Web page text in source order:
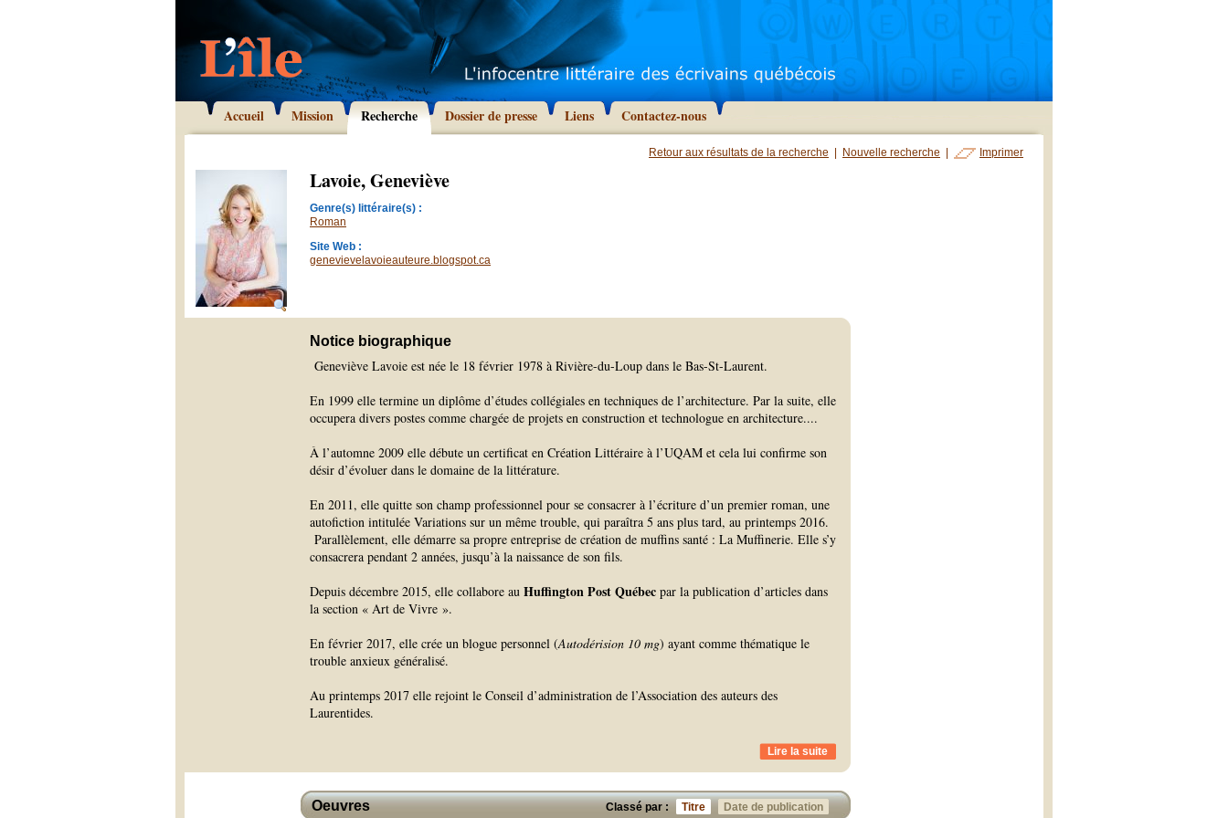
Accueil Mission Recherche Dossier de presse Liens Contactez-nous
Retour aux résultats de la recherche Nouvelle recherche Imprimer
Lavoie, Geneviève
Genre(s) littéraire(s) :
Roman
Site Web :
genevievelavoieauteure.blogspot.ca
Notice biographique
Geneviève Lavoie est née le 18 février 1978 à Rivière-du-Loup dans le Bas-St-Laurent.
En 1999 elle termine un diplôme d’études collégiales en techniques de l’architecture. Par la suite, elle
occupera divers postes comme chargée de projets en construction et technologue en architecture....
À l’automne 2009 elle débute un certificat en Création Littéraire à l’UQAM et cela lui confirme son
désir d’évoluer dans le domaine de la littérature.
En 2011, elle quitte son champ professionnel pour se consacrer à l’écriture d’un premier roman, une
autofiction intitulée Variations sur un même trouble, qui paraîtra 5 ans plus tard, au printemps 2016.
Parallèlement, elle démarre sa propre entreprise de création de muffins santé : La Muffinerie. Elle s’y
consacrera pendant 2 années, jusqu’à la naissance de son fils.
Depuis décembre 2015, elle collabore au Huffington Post Québec par la publication d’articles dans
la section « Art de Vivre ».
En février 2017, elle crée un blogue personnel (Autodérision 10 mg) ayant comme thématique le
trouble anxieux généralisé.
Au printemps 2017 elle rejoint le Conseil d’administration de l’Association des auteurs des
Laurentides.
Lire la suite
Classé par : Titre Date de publication
Oeuvres